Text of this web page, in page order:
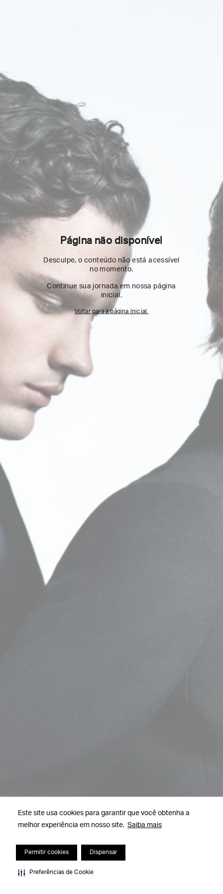
Este site usa cookies para garantir que você obtenha a
melhor experiência em nosso site. Saiba mais
Permitir cookies Dispensar
Preferências de Cookie
Página não disponível
Desculpe, o conteúdo não está acessível
no momento.
Continue sua jornada em nossa página
inicial.
Voltar para a página inicial.